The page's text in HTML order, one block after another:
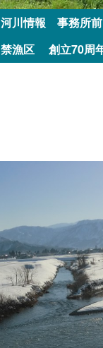
河川情報 事務所前
禁漁区 創立70周